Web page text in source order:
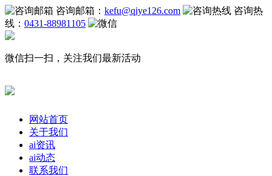
咨询邮箱： kefu@qiye126.com
咨询热
线： 0431-88981105
微信扫一扫，关注我们最新活动
网站首页
关于我们
ai资讯
ai动态
联系我们